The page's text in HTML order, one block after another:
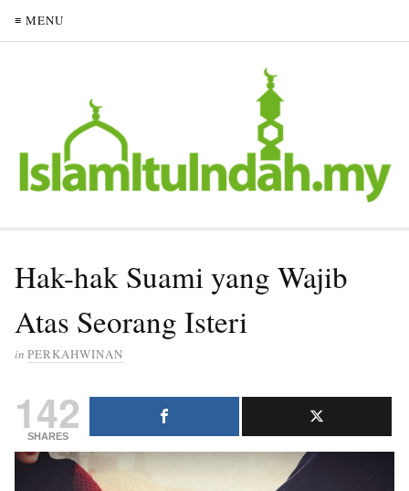
≡ MENU
Hak-hak Suami yang Wajib
Atas Seorang Isteri
in PERKAHWINAN
142
SHARES